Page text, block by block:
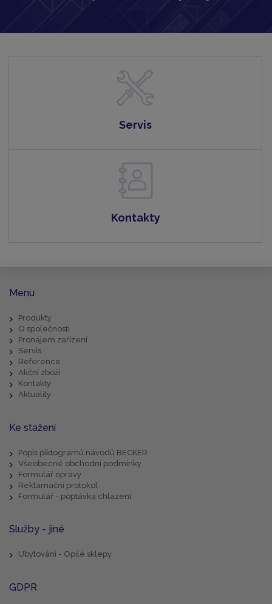
Servis
Kontakty
Menu
Produkty
O společnosti
Pronájem zařízení
Servis
Reference
Akční zboží
Kontakty
Aktuality
Ke stažení
Popis piktogramů návodů BECKER
Všeobecné obchodní podmínky
Formulář opravy
Reklamační protokol
Formulář - poptávka chlazení
Služby - jiné
Ubytování - Opilé sklepy
GDPR